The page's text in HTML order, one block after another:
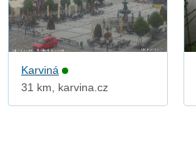
Karviná
31 km, karvina.cz